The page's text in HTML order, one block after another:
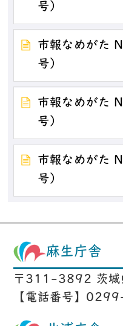
号）
市報なめがた
号）
市報なめがた
号）
市報なめがた
号）
麻生庁舎
〒311-3892 茨城
【電話番号】